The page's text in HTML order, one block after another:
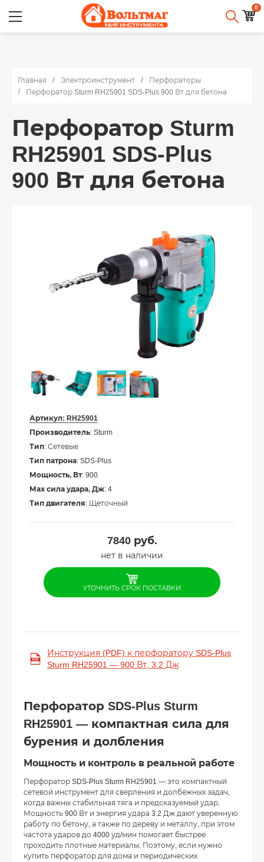
0
Главная Электроинструмент
Перфораторы
Перфоратор Sturm RH25901 SDS-Plus 900 Вт для бетона
Перфоратор Sturm
RH25901 SDS-Plus
900 Вт для бетона
Артикул: RH25901
Производитель: Sturm
Тип: Сетевые
Тип патрона: SDS-Plus
Мощность, Вт: 900
Мах сила удара, Дж: 4
Тип двигателя: Щеточный
7840руб.
нет в наличии
УТОЧНИТЬ СРОК ПОСТАВКИ
Инструкция (PDF) к перфоратору SDS-Plus
Sturm RH25901 — 900 Вт, 3.2 Дж
Перфоратор SDS-Plus Sturm
RH25901 — компактная сила для
бурения и долбления
Мощность и контроль в реальной работе
Перфоратор SDS-Plus Sturm RH25901 — это компактный
сетевой инструмент для сверления и долбёжных задач,
когда важны стабильная тяга и предсказуемый удар.
Мощность 900 Вт и энергия удара 3.2 Дж дают уверенную
работу по бетону, а также по дереву и металлу, при этом
частота ударов до 4000 уд/мин помогает быстрее
проходить плотные материалы. Поэтому, если нужно
купить перфоратор для дома и периодических